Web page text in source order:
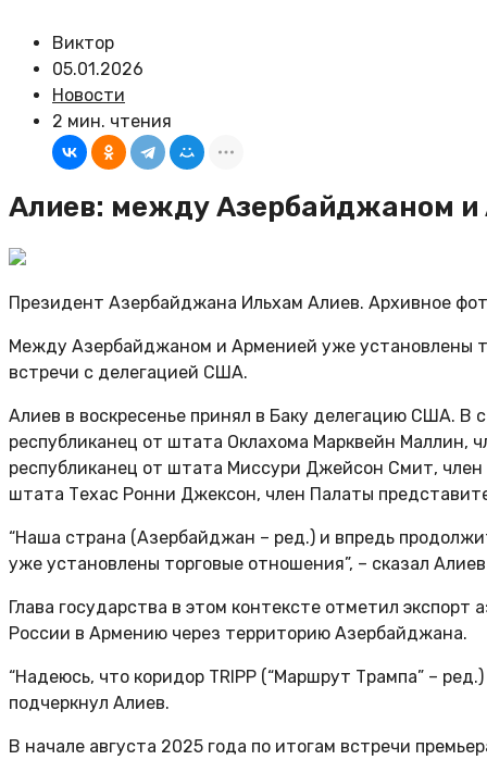
Виктор
05.01.2026
Новости
2 мин. чтения
Алиев: между Азербайджаном и
Президент Азербайджана Ильхам Алиев. Архивное
Между Азербайджаном и Арменией уже установлены
встречи с делегацией США.
Алиев в воскресенье принял в Баку делегацию США.
республиканец от штата Оклахома Марквейн Маллин,
республиканец от штата Миссури Джейсон Смит,
штата Техас Ронни Джексон, член Палаты
“Наша страна (Азербайджан – ред.) и впредь
уже установлены торговые отношения”, – сказал
Глава государства в этом контексте отметил
России в Армению через территорию Азербайджана.
“Надеюсь, что коридор TRIPP (“Маршрут Трампа” –
подчеркнул Алиев.
В начале августа 2025 года по итогам встречи